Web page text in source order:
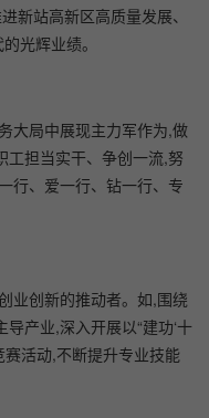
新站高新区高质量发展、
光辉业绩。
大局中展现主力军作为,做
工担当实干、争创一流,努
行、爱一行、钻一行、专
业创新的推动者。如,围绕
产业,深入开展以“建功‘十
赛活动,不断提升专业技能